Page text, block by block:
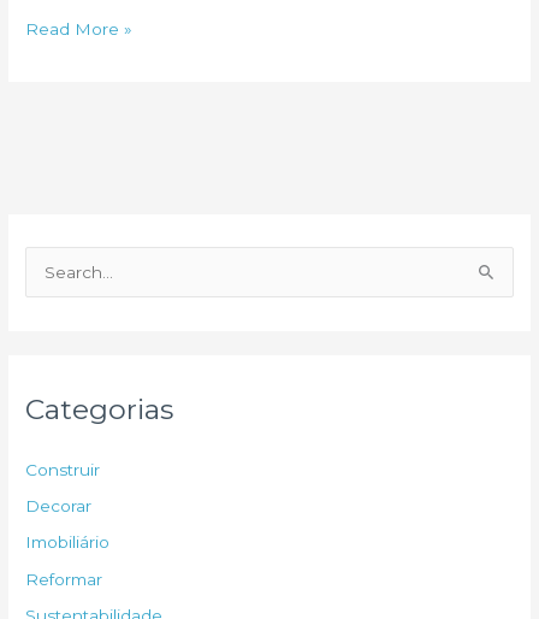
Zanini
Read More »
e
p
o
Categorias
Construir
Decorar
Imobiliário
Reformar
Sustentabilidade